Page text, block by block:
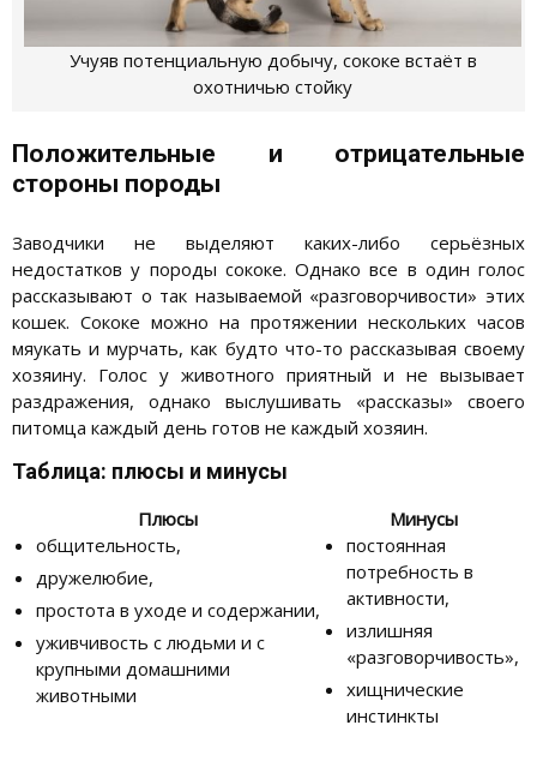
Учуяв потенциальную добычу, сококе встаёт в
охотничью стойку
Положительные и отрицательные
стороны породы
Заводчики не выделяют каких-либо серьёзных
недостатков у породы сококе. Однако все в один голос
рассказывают о так называемой «разговорчивости» этих
кошек. Сококе можно на протяжении нескольких часов
мяукать и мурчать, как будто что-то рассказывая своему
хозяину. Голос у животного приятный и не вызывает
раздражения, однако выслушивать «рассказы» своего
питомца каждый день готов не каждый хозяин.
Таблица: плюсы и минусы
Плюсы
Минусы
общительность,
дружелюбие,
простота в уходе и содержании,
уживчивость с людьми и с
крупными домашними
животными
постоянная
потребность в
активности,
излишняя
«разговорчивость»,
хищнические
инстинкты